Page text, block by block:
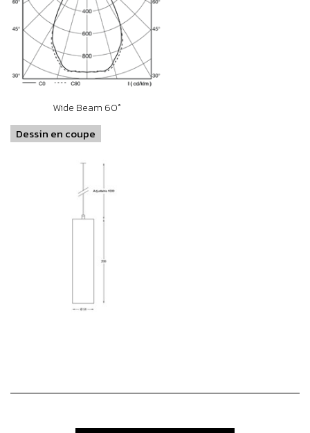
Wide Beam 60°
Dessin en coupe